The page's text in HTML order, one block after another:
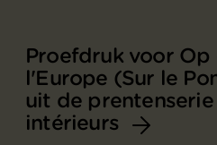
Proefdruk voor Op
l'Europe (Sur le
uit de
intérieurs